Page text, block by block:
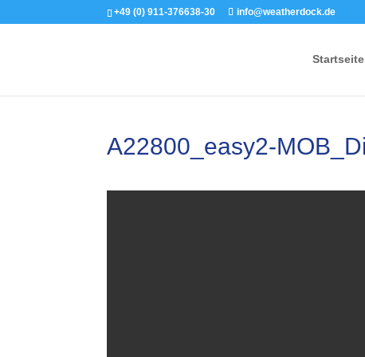
+49 (0) 911-376638-30 info@weatherdock.de
Startseite
A22800_easy2-